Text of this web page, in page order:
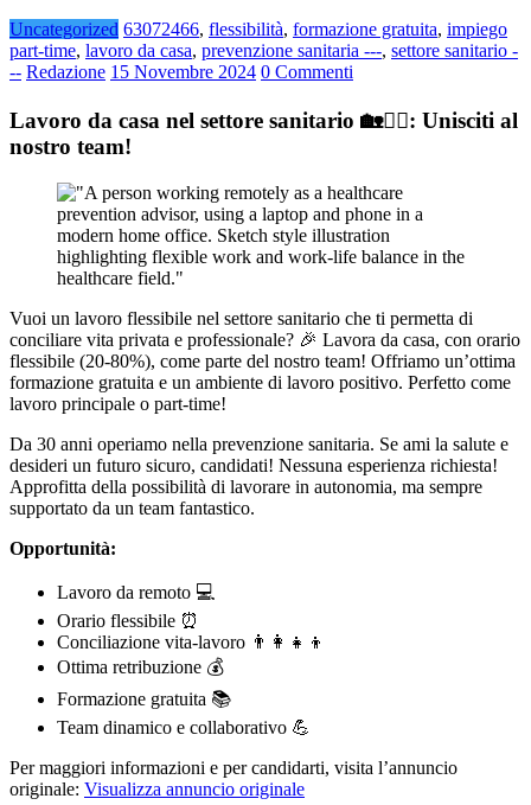
Uncategorized 63072466, flessibilità, formazione gratuita, impiego
part-time, lavoro da casa, prevenzione sanitaria ---, settore sanitario -
-- Redazione 15 Novembre 2024 0 Commenti
Lavoro da casa nel settore sanitario 🏡👩‍⚕️: Unisciti al
nostro team!
Vuoi un lavoro flessibile nel settore sanitario che ti permetta di
conciliare vita privata e professionale? 🎉 Lavora da casa, con orario
flessibile (20-80%), come parte del nostro team! Offriamo un’ottima
formazione gratuita e un ambiente di lavoro positivo. Perfetto come
lavoro principale o part-time!
Da 30 anni operiamo nella prevenzione sanitaria. Se ami la salute e
desideri un futuro sicuro, candidati! Nessuna esperienza richiesta!
Approfitta della possibilità di lavorare in autonomia, ma sempre
supportato da un team fantastico.
Opportunità:
Lavoro da remoto 💻
Orario flessibile ⏰
Conciliazione vita-lavoro 👨‍👩‍👧‍👦
Ottima retribuzione 💰
Formazione gratuita 📚
Team dinamico e collaborativo 💪
Per maggiori informazioni e per candidarti, visita l’annuncio
originale: Visualizza annuncio originale